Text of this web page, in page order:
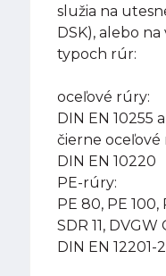
služia na
DSK), alebo
typoch rúr:
oceľové rúry:
DIN EN 10255
čierne oceľové
DIN EN 10220
PE-rúry:
PE 80, PE
SDR 11,
DIN EN 12201-